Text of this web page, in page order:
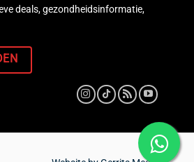
deals, gezondheidsinformatie,